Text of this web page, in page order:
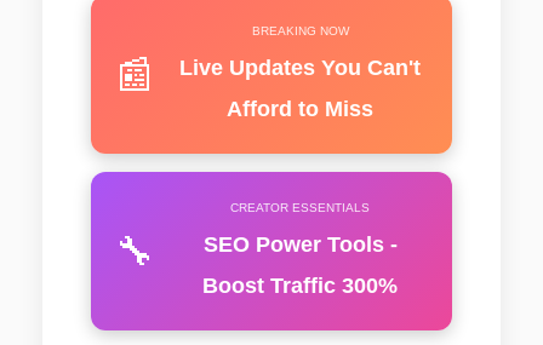
📰
BREAKING NOW
Live Updates You Can't
Afford to Miss
🔧
CREATOR ESSENTIALS
SEO Power Tools -
Boost Traffic 300%